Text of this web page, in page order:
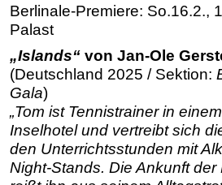
Berlinale-Premiere: So.16.2.,
Palast
„Islands“ von Jan-Ole
(Deutschland 2025 / Sektion:
Gala)
„Tom ist Tennistrainer in
Inselhotel und vertreibt sich
den Unterrichtsstunden mit
Night-Stands. Die Ankunft der